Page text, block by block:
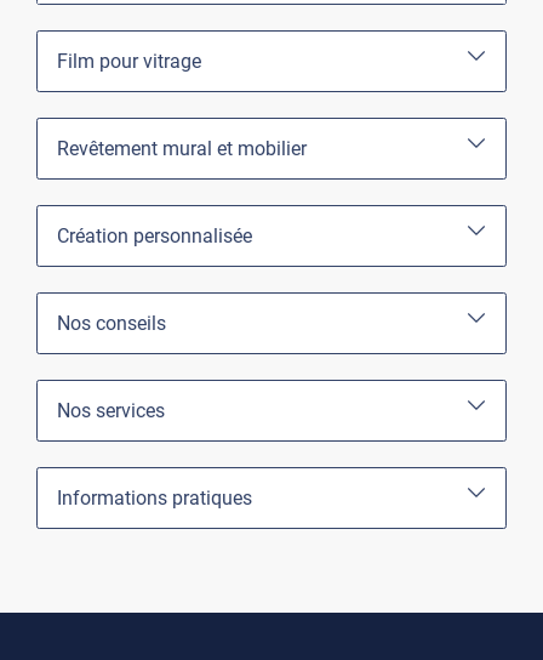
Film pour vitrage
Revêtement mural et mobilier
Création personnalisée
Nos conseils
Nos services
Informations pratiques